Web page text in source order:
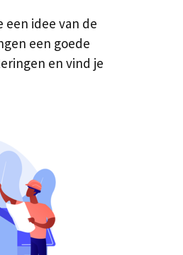
een idee van de
een goede
en vind je